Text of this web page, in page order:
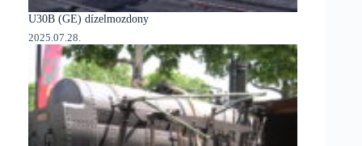
U30B (GE) dízelmozdony
2025.07.28.